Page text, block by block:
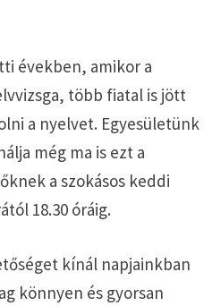
években, amikor a
több fiatal is jött
a nyelvet. Egyesületünk
még ma is ezt a
a szokásos keddi
18.30 óráig.
kínál napjainkban
könnyen és gyorsan